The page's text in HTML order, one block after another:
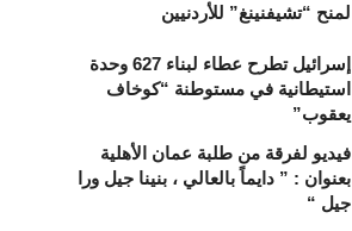
لمنح “تشيفنينغ” للأردنيين
إسرائيل تطرح عطاء لبناء 627 وحدة
استيطانية في مستوطنة “كوخاف
يعقوب”
فيديو لفرقة من طلبة عمان الأهلية
بعنوان : ” دايماً بالعالي ، بنينا جيل ورا
جيل “